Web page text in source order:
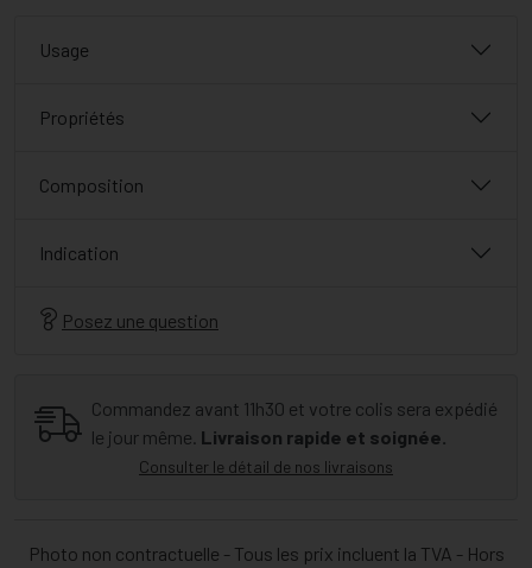
Usage
Propriétés
Composition
Indication
Posez une question
Commandez avant 11h30 et votre colis sera expédié
le jour même. Livraison rapide et soignée.
Consulter le détail de nos livraisons
Photo non contractuelle - Tous les prix incluent la TVA - Hors